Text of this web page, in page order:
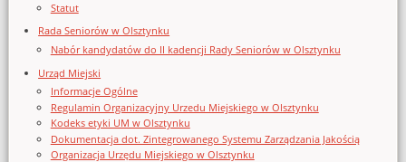
Statut
Rada Seniorów w Olsztynku
Nabór kandydatów do II kadencji Rady Seniorów w Olsztynku
Urząd Miejski
Informacje Ogólne
Regulamin Organizacyjny Urzedu Miejskiego w Olsztynku
Kodeks etyki UM w Olsztynku
Dokumentacja dot. Zintegrowanego Systemu Zarządzania Jakością
Organizacja Urzędu Miejskiego w Olsztynku